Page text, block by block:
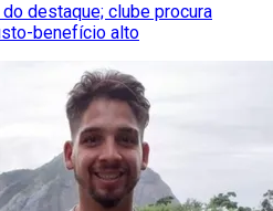
destaque; clube procura
benefício alto